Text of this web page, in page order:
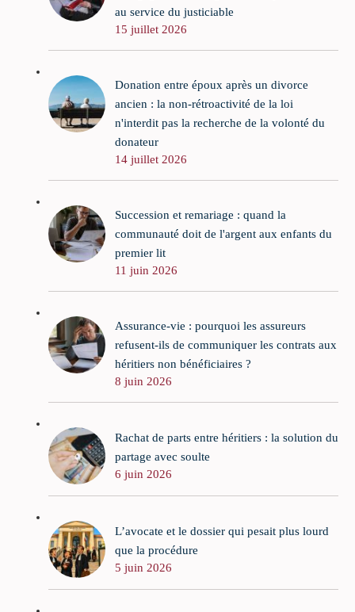
au service du justiciable
15 juillet 2026
Donation entre époux après un divorce
ancien : la non-rétroactivité de la loi
n'interdit pas la recherche de la volonté du
donateur
14 juillet 2026
Succession et remariage : quand la
communauté doit de l'argent aux enfants du
premier lit
11 juin 2026
Assurance-vie : pourquoi les assureurs
refusent-ils de communiquer les contrats aux
héritiers non bénéficiaires ?
8 juin 2026
Rachat de parts entre héritiers : la solution du
partage avec soulte
6 juin 2026
L’avocate et le dossier qui pesait plus lourd
que la procédure
5 juin 2026